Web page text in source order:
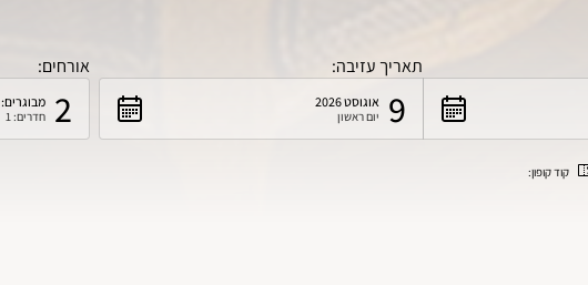
תאריך עזיבה:
9 אוגוסט 2026
יום ראשון
אורחים:
2 מבוגרים:
חדרים: 1
קוד קופון: